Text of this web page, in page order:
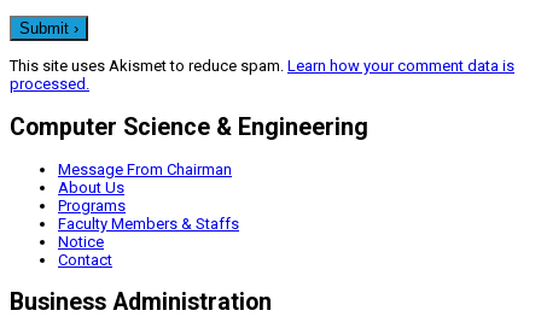
This site uses Akismet to reduce spam. Learn how your comment data is
processed.
Computer Science & Engineering
Message From Chairman
About Us
Programs
Faculty Members & Staffs
Notice
Contact
Business Administration